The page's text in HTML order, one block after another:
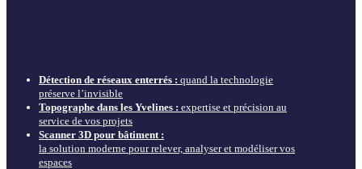
Détection de réseaux enterrés : quand la technologie
préserve l’invisible
Topographe dans les Yvelines : expertise et précision au
service de vos projets
Scanner 3D pour bâtiment :
la solution moderne pour relever, analyser et modéliser vos
espaces